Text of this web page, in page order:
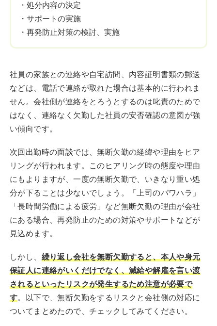
・処分内容の決定
・サポートの実施
・再発防止対策の検討、実施
社員の家族との連絡や自宅訪問、内容証明書類の郵送
などは、電話で連絡が取れた場合は基本的に行われま
せん。会社側が連絡をとろうとするのは叱責のためで
はなく、連絡なく欠勤した社員の安否確認の意図が強
い傾向です。
次回出勤時の面談では、無断欠勤の経緯や理由をヒア
リングが行われます。このヒアリング時の態度や理由
にもよりますが、一度の無断欠勤で、いきなり重い処
分が下ることは少ないでしょう。「上司のパワハラ」
「長時間労働による疲労」など無断欠勤の理由が会社
にある場合、再発防止のための対策やサポートなどが
見込めます。
しかし、 繰り返し会社を無断欠勤すると、本人や身元
保証人に連絡がいくだけでなく、減給や解雇を言い渡
されるといったリスクが発生するため注意が必要で
す。以下で、無断欠勤をするリスクと会社側の対応に
ついてまとめたので、チェックしてみてください。